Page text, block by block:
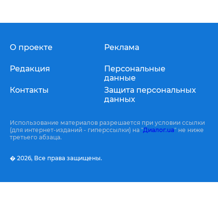
О проекте
Редакция
Контакты
Реклама
Персональные
данные
Защита персональных
данных
Использование материалов разрешается при условии ссылки
(для интернет-изданий - гиперссылки) на "Диалог.ua" не ниже
третьего абзаца.
� 2026, Все права защищены.